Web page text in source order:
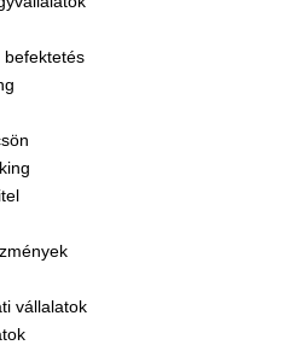
befektetés
vállalatok